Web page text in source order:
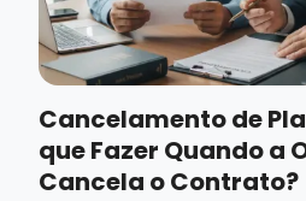
Cancelamento de
que Fazer Quando a
Cancela o Contrato?